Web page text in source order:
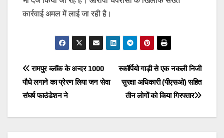
कार्रवाई अमल में लाई जा रही है।
Post
navigation
स्कॉर्पियो गाड़ी से एक नकली निजी
सुरक्षा अधिकारी (पीएसओ) सहित
तीन लोगों को किया गिरफ्तार
रामपुर ब्लॉक के अन्दर 1000
पौधे लगाने का प्रेरण लिया जन सेवा
संघर्ष फाउंडेशन ने